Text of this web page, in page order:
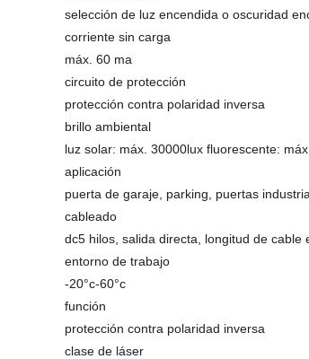
selección de luz encendida o oscuridad
corriente sin carga
máx. 60 ma
circuito de protección
protección contra polaridad inversa
brillo ambiental
luz solar: máx. 30000lux fluorescente: máx
aplicación
puerta de garaje, parking, puertas
cableado
dc5 hilos, salida directa, longitud de cable
entorno de trabajo
-20°c-60°c
función
protección contra polaridad inversa
clase de láser